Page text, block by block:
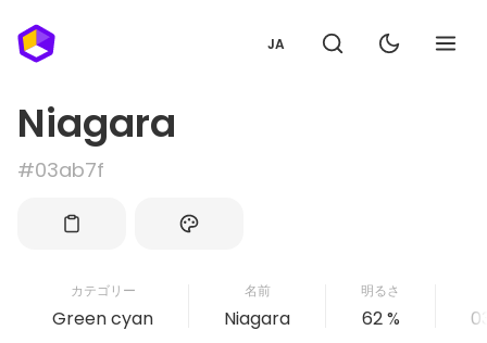
JA
Niagara
#03ab7f
カテゴリー
Green cyan
名前
Niagara
明るさ
62 %